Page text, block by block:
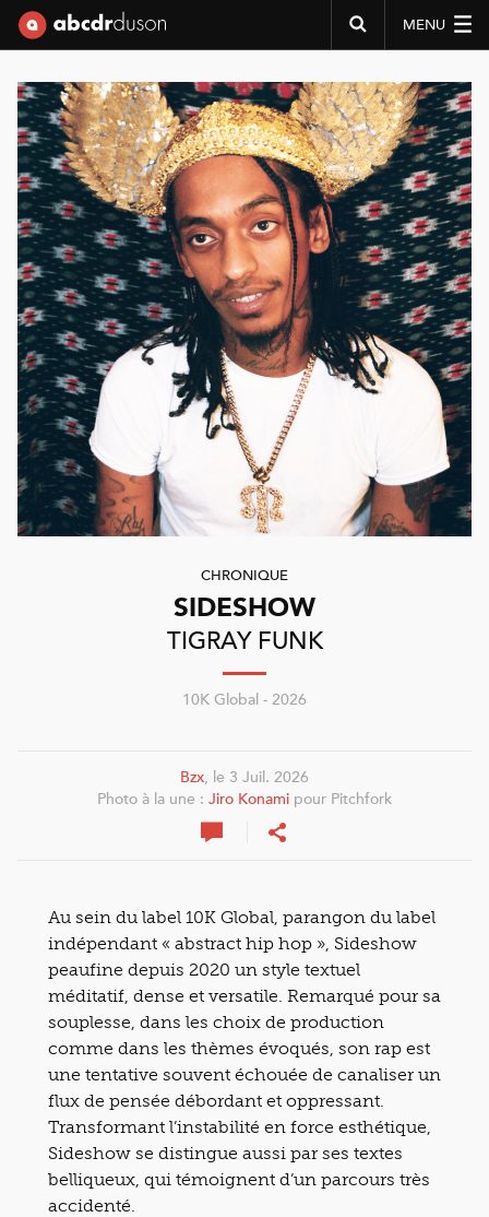
MENU
CHRONIQUE
SIDESHOW
TIGRAY FUNK
10K Global - 2026
Bzx, le 3 Juil. 2026
Photo à la une : Jiro Konami pour Pitchfork
Au sein du label 10K Global, parangon du label
indépendant « abstract hip hop », Sideshow
peaufine depuis 2020 un style textuel
méditatif, dense et versatile. Remarqué pour sa
souplesse, dans les choix de production
comme dans les thèmes évoqués, son rap est
une tentative souvent échouée de canaliser un
flux de pensée débordant et oppressant.
Transformant l’instabilité en force esthétique,
Sideshow se distingue aussi par ses textes
belliqueux, qui témoignent d’un parcours très
accidenté.